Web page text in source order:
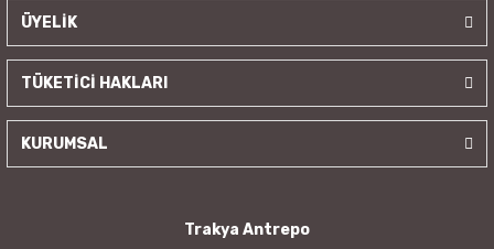
ÜYELİK
TÜKETİCİ HAKLARI
KURUMSAL
Trakya Antrepo